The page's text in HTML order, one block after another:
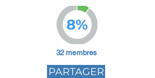
8%
32 membres
PARTAGER